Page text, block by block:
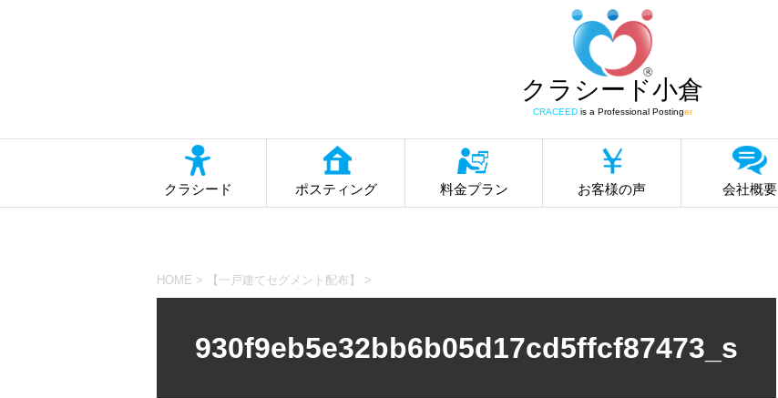
クラシード小倉
CRACEEDis a Professional Postinger
クラシード ポスティング 料金プラン お客様の声 会社概要
HOME > 【一戸建てセグメント配布】 >
930f9eb5e32bb6b05d17cd5ffcf87473_s